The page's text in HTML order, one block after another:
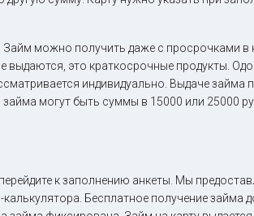
можно получить даже с просрочками
это краткосрочные продукты.
индивидуально. Выдаче займа
могут быть суммы в 15000 или 25000
к заполнению анкеты. Мы
Бесплатное получение займа